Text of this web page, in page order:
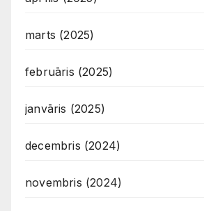
marts (2025)
februāris (2025)
janvāris (2025)
decembris (2024)
novembris (2024)